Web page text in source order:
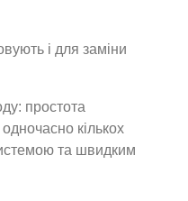
і для заміни
простота
кількох
та швидким